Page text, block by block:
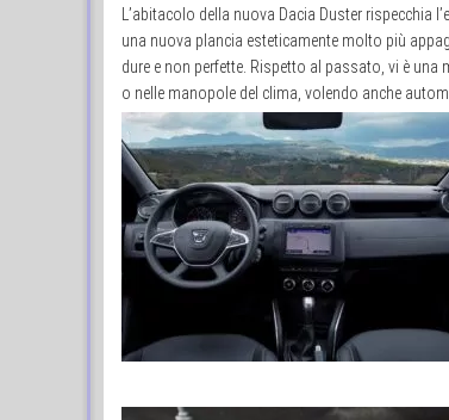
L’abitacolo della nuova Dacia Duster rispecchia
una nuova plancia esteticamente molto più
dure e non perfette. Rispetto al passato, vi è
o nelle manopole del clima, volendo anche